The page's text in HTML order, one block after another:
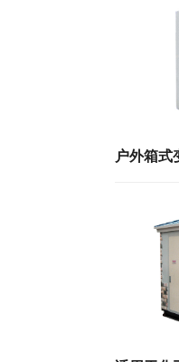
户外箱式